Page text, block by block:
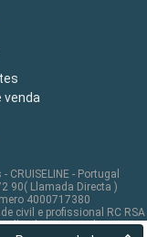
venda
- Portugal
90( Llamada Directa )
4000717380
civil e profissional RC RSA
- all rights reserved